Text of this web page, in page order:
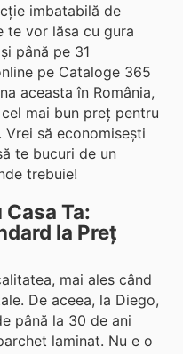
imbatabilă de
te vor lăsa cu gura
până pe 31
pe Cataloge 365
aceasta în România,
mai bun preț pentru
să economisești
te bucuri de un
trebuie!
Ta:
la Preț
mai ales când
De aceea, la Diego,
până la 30 de ani
laminat. Nu e o